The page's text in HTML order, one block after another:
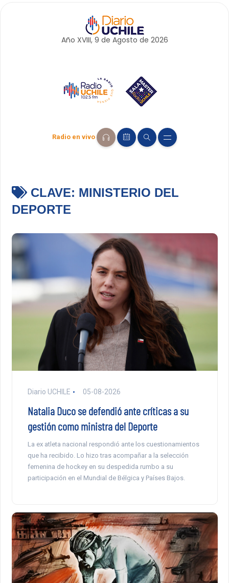
Año XVIII, 9 de Agosto de 2026
Radio en vivo
CLAVE: MINISTERIO DEL
DEPORTE
Diario UCHILE 05-08-2026
Natalia Duco se defendió ante críticas a su
gestión como ministra del Deporte
La ex atleta nacional respondió ante los cuestionamientos
que ha recibido. Lo hizo tras acompañar a la selección
femenina de hockey en su despedida rumbo a su
participación en el Mundial de Bélgica y Países Bajos.